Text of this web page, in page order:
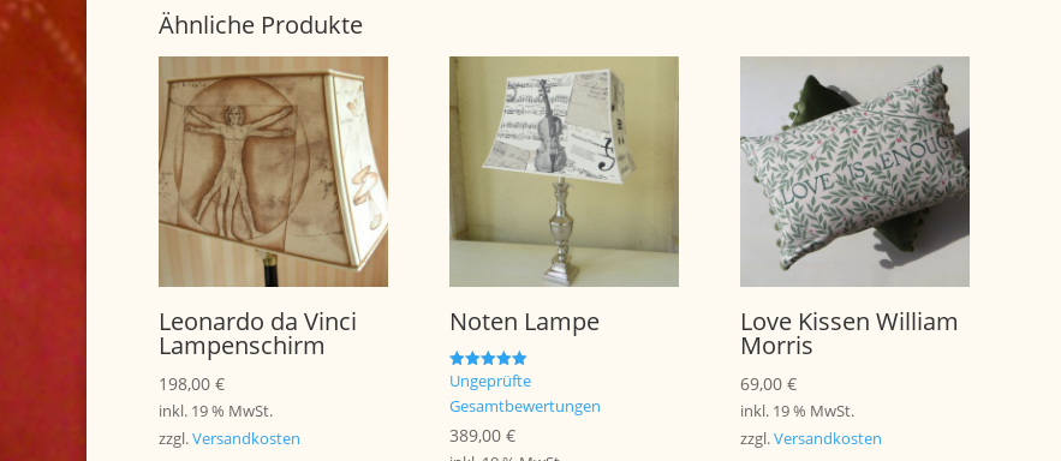
Ähnliche Produkte
Leonardo da Vinci
Lampenschirm
198,00 €
inkl. 19 % MwSt.
zzgl.Versandkosten
Noten Lampe
Bewertet mit
5.00
von 5
Ungeprüfte
Gesamtbewertungen
389,00 €
Love Kissen William
Morris
69,00 €
inkl. 19 % MwSt.
zzgl.Versandkosten